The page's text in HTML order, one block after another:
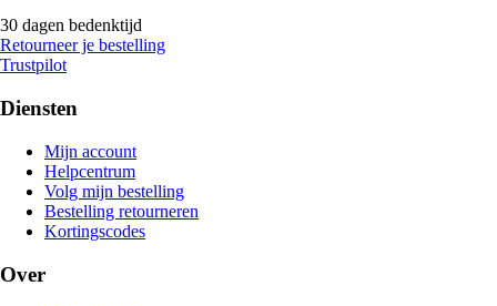
30 dagen bedenktijd
Retourneer je bestelling
Trustpilot
Diensten
Mijn account
Helpcentrum
Volg mijn bestelling
Bestelling retourneren
Kortingscodes
Over